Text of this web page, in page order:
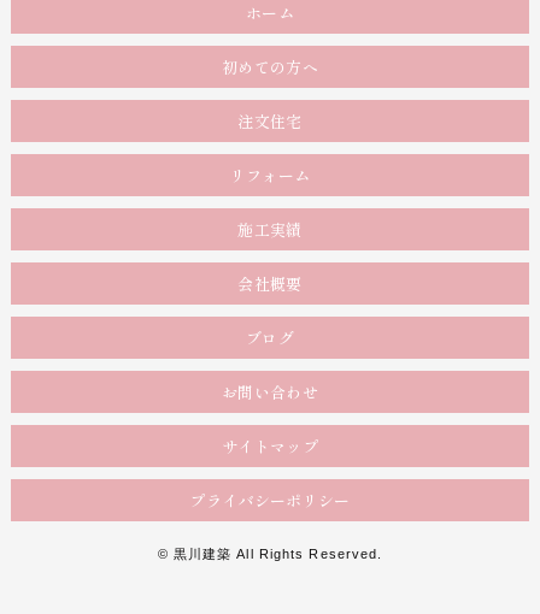
ホーム
初めての方へ
注文住宅
リフォーム
施工実績
会社概要
ブログ
お問い合わせ
サイトマップ
プライバシーポリシー
© 黒川建築 All Rights Reserved.